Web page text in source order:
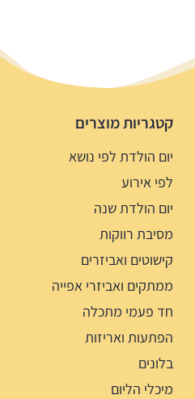
קטגריות מוצרים
יום הולדת לפי נושא
לפי אירוע
יום הולדת שנה
מסיבת רווקות
קישוטים ואביזרים
ממתקים ואביזרי אפייה
חד פעמי מתכלה
הפתעות ואריזות
בלונים
מיכלי הליום